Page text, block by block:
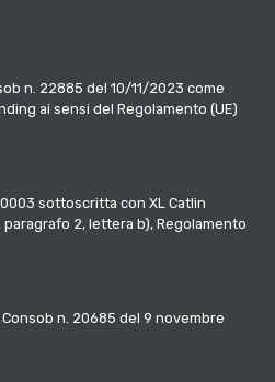
n. 22885 del 10/11/2023 come
ai sensi del Regolamento (UE)
sottoscritta con XL Catlin
paragrafo 2, lettera b), Regolamento
n. 20685 del 9 novembre